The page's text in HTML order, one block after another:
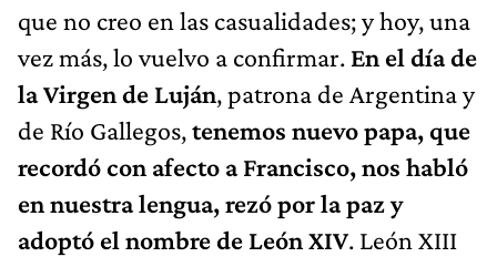
que no creo en las casualidades; y hoy, una
vez más, lo vuelvo a confirmar. En el día de
la Virgen de Luján, patrona de Argentina y
de Río Gallegos,tenemos nuevo papa, que
recordó con afecto a Francisco, nos habló
en nuestra lengua, rezó por la paz y
adoptó el nombre de León XIV. León XIII